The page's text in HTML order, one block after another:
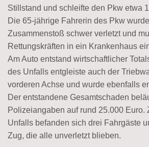
Stillstand und schleifte den Pkw etwa
Die 65-jährige Fahrerin des Pkw
Zusammenstoß schwer verletzt und
Rettungskräften in ein Krankenhaus
Am Auto entstand wirtschaftlicher
des Unfalls entgleiste auch der
vorderen Achse und wurde ebenfalls
Der entstandene Gesamtschaden
Polizeiangaben auf rund 25.000 Euro.
Unfalls befanden sich drei Fahrgäste
Zug, die alle unverletzt blieben.